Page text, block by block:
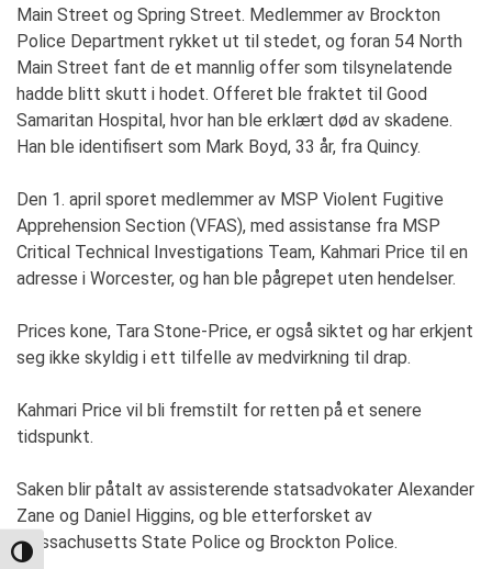
TOGGLE HIGH CONTRAST
Main Street og Spring Street. Medlemmer av Brockton
Police Department rykket ut til stedet, og foran 54 North
Main Street fant de et mannlig offer som tilsynelatende
hadde blitt skutt i hodet. Offeret ble fraktet til Good
Samaritan Hospital, hvor han ble erklært død av skadene.
Han ble identifisert som Mark Boyd, 33 år, fra Quincy.
Den 1. april sporet medlemmer av MSP Violent Fugitive
Apprehension Section (VFAS), med assistanse fra MSP
Critical Technical Investigations Team, Kahmari Price til en
adresse i Worcester, og han ble pågrepet uten hendelser.
Prices kone, Tara Stone-Price, er også siktet og har erkjent
seg ikke skyldig i ett tilfelle av medvirkning til drap.
Kahmari Price vil bli fremstilt for retten på et senere
tidspunkt.
Saken blir påtalt av assisterende statsadvokater Alexander
Zane og Daniel Higgins, og ble etterforsket av
Massachusetts State Police og Brockton Police.